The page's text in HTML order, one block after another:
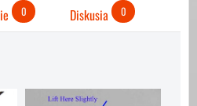
0 Diskusia 0